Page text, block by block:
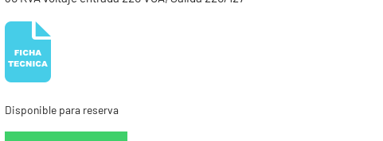
Disponible para reserva